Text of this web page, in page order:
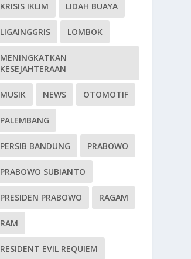
KRISIS IKLIM LIDAH BUAYA
LIGAINGGRIS LOMBOK
MENINGKATKAN
KESEJAHTERAAN
MUSIK NEWS OTOMOTIF
PALEMBANG
PERSIB BANDUNG PRABOWO
PRABOWO SUBIANTO
PRESIDEN PRABOWO RAGAM
RAM
RESIDENT EVIL REQUIEM